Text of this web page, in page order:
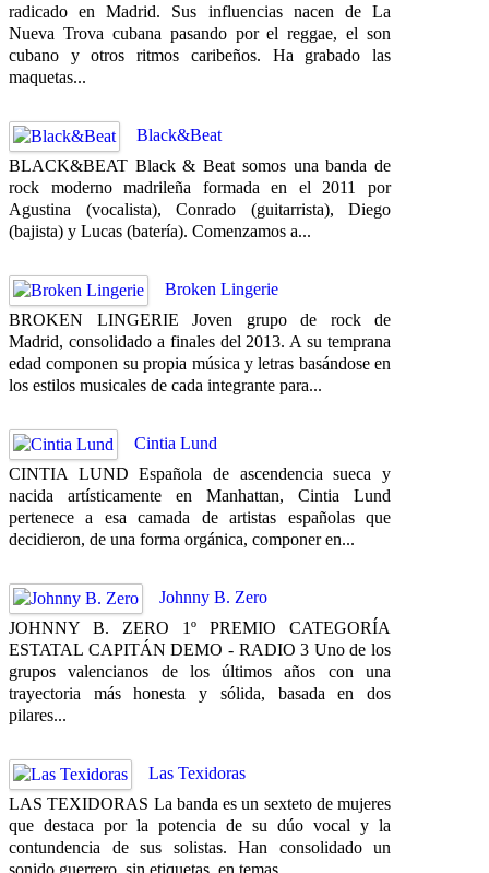
radicado en Madrid. Sus influencias nacen de La
Nueva Trova cubana pasando por el reggae, el son
cubano y otros ritmos caribeños. Ha grabado las
maquetas...
Black&Beat
BLACK&BEAT Black & Beat somos una banda de
rock moderno madrileña formada en el 2011 por
Agustina (vocalista), Conrado (guitarrista), Diego
(bajista) y Lucas (batería). Comenzamos a...
Broken Lingerie
BROKEN LINGERIE Joven grupo de rock de
Madrid, consolidado a finales del 2013. A su temprana
edad componen su propia música y letras basándose en
los estilos musicales de cada integrante para...
Cintia Lund
CINTIA LUND Española de ascendencia sueca y
nacida artísticamente en Manhattan, Cintia Lund
pertenece a esa camada de artistas españolas que
decidieron, de una forma orgánica, componer en...
Johnny B. Zero
JOHNNY B. ZERO 1º PREMIO CATEGORÍA
ESTATAL CAPITÁN DEMO - RADIO 3 Uno de los
grupos valencianos de los últimos años con una
trayectoria más honesta y sólida, basada en dos
pilares...
Las Texidoras
LAS TEXIDORAS La banda es un sexteto de mujeres
que destaca por la potencia de su dúo vocal y la
contundencia de sus solistas. Han consolidado un
sonido guerrero, sin etiquetas, en temas...